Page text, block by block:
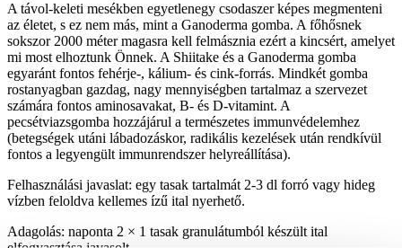
A távol-keleti mesékben egyetlenegy csodaszer képes megmenteni
az életet, s ez nem más, mint a Ganoderma gomba. A főhősnek
sokszor 2000 méter magasra kell felmásznia ezért a kincsért, amelyet
mi most elhoztunk Önnek. A Shiitake és a Ganoderma gomba
egyaránt fontos fehérje-, kálium- és cink-forrás. Mindkét gomba
rostanyagban gazdag, nagy mennyiségben tartalmaz a szervezet
számára fontos aminosavakat, B- és D-vitamint. A
pecsétviazsgomba hozzájárul a természetes immunvédelemhez
(betegségek utáni lábadozáskor, radikális kezelések után rendkívül
fontos a legyengült immunrendszer helyreállítása).
Felhasználási javaslat: egy tasak tartalmát 2-3 dl forró vagy hideg
vízben feloldva kellemes ízű ital nyerhető.
Adagolás: naponta 2 × 1 tasak granulátumból készült ital